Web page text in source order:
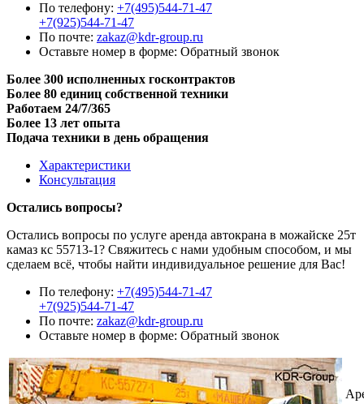
По телефону: +7(495)544-71-47
+7(925)544-71-47
По почте: zakaz@kdr-group.ru
Оставьте номер в форме: Обратный звонок
Более 300 исполненных госконтрактов
Более 80 единиц собственной техники
Работаем 24/7/365
Более 13 лет опыта
Подача техники в день обращения
Характеристики
Консультация
Остались вопросы?
Остались вопросы по услуге аренда автокрана в можайске 25т
камаз кс 55713-1? Свяжитесь с нами удобным способом, и мы
сделаем всё, чтобы найти индивидуальное решение для Вас!
По телефону: +7(495)544-71-47
+7(925)544-71-47
По почте: zakaz@kdr-group.ru
Оставьте номер в форме: Обратный звонок